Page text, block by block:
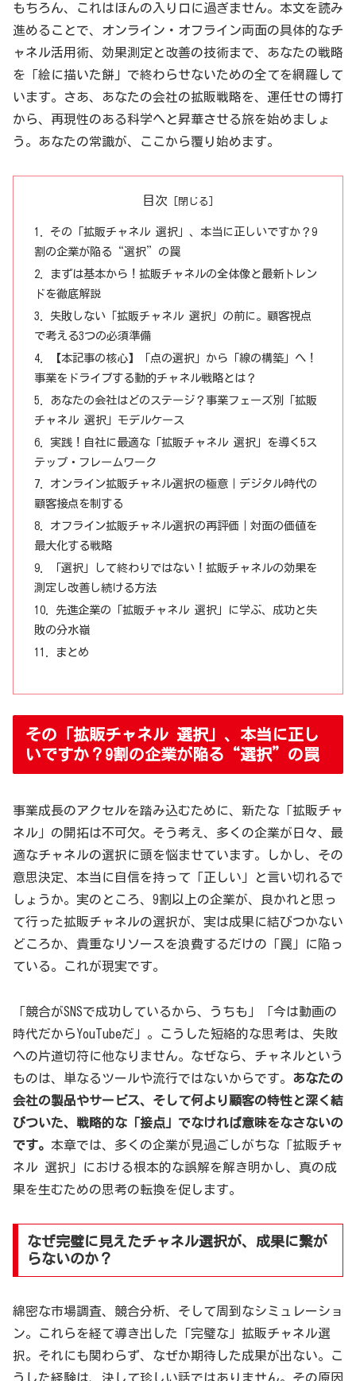
もちろん、これはほんの入り口に過ぎません。本文を読み
進めることで、オンライン・オフライン両面の具体的なチ
ャネル活用術、効果測定と改善の技術まで、あなたの戦略
を「絵に描いた餅」で終わらせないための全てを網羅して
います。さあ、あなたの会社の拡販戦略を、運任せの博打
から、再現性のある科学へと昇華させる旅を始めましょ
う。あなたの常識が、ここから覆り始めます。
目次
その「拡販チャネル 選択」、本当に正しいですか？9
割の企業が陥る“選択”の罠
まずは基本から！拡販チャネルの全体像と最新トレン
ドを徹底解説
失敗しない「拡販チャネル 選択」の前に。顧客視点
で考える3つの必須準備
【本記事の核心】「点の選択」から「線の構築」へ！
事業をドライブする動的チャネル戦略とは？
あなたの会社はどのステージ？事業フェーズ別「拡販
チャネル 選択」モデルケース
実践！自社に最適な「拡販チャネル 選択」を導く5ス
テップ・フレームワーク
オンライン拡販チャネル選択の極意｜デジタル時代の
顧客接点を制する
オフライン拡販チャネル選択の再評価｜対面の価値を
最大化する戦略
「選択」して終わりではない！拡販チャネルの効果を
測定し改善し続ける方法
先進企業の「拡販チャネル 選択」に学ぶ、成功と失
敗の分水嶺
まとめ
その「拡販チャネル 選択」、本当に正し
いですか？9割の企業が陥る“選択”の罠
事業成長のアクセルを踏み込むために、新たな「拡販チャ
ネル」の開拓は不可欠。そう考え、多くの企業が日々、最
適なチャネルの選択に頭を悩ませています。しかし、その
意思決定、本当に自信を持って「正しい」と言い切れるで
しょうか。実のところ、9割以上の企業が、良かれと思っ
て行った拡販チャネルの選択が、実は成果に結びつかない
どころか、貴重なリソースを浪費するだけの「罠」に陥っ
ている。これが現実です。
「競合がSNSで成功しているから、うちも」「今は動画の
時代だからYouTubeだ」。こうした短絡的な思考は、失敗
への片道切符に他なりません。なぜなら、チャネルという
ものは、単なるツールや流行ではないからです。 あなたの
会社の製品やサービス、そして何より顧客の特性と深く結
びついた、戦略的な「接点」でなければ意味をなさないの
です。 本章では、多くの企業が見過ごしがちな「拡販チャ
ネル 選択」における根本的な誤解を解き明かし、真の成
果を生むための思考の転換を促します。
なぜ完璧に見えたチャネル選択が、成果に繋が
らないのか？
綿密な市場調査、競合分析、そして周到なシミュレーショ
ン。これらを経て導き出した「完璧な」拡販チャネル選
択。それにも関わらず、なぜか期待した成果が出ない。こ
うした経験は、決して珍しい話ではありません。その原因